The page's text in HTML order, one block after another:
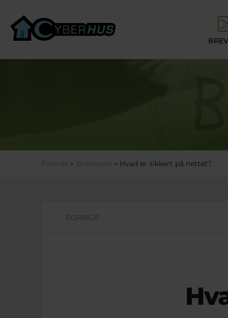
Du er her
Forside » Brevkasse » Hvad er sikkert på nettet?
FORRIGE